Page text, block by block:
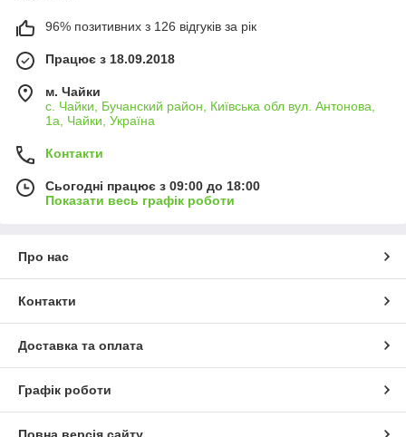
96% позитивних з 126 відгуків за рік
Працює з 18.09.2018
м. Чайки
с. Чайки, Бучанский район, Київська обл вул. Антонова,
1а, Чайки, Україна
Контакти
Сьогодні працює з 09:00 до 18:00
Показати весь графік роботи
Про нас
Контакти
Доставка та оплата
Графік роботи